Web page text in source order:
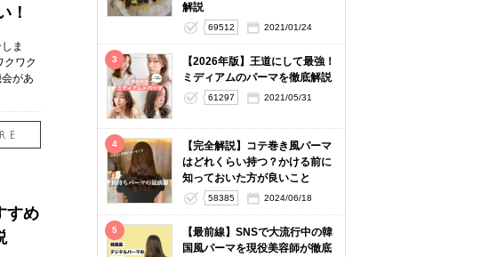
！
ま
クワク
があ
すめ
解説
69512 2021/01/24
3
【2026年版】王道にして最強！
ミディアムのパーマを徹底解説
61297 2021/05/31
4
【完全解説】コテ巻き風パーマ
はどれくらい持つ？かける前に
知っておいた方が良いこと
58385 2024/06/18
5
【最前線】SNSで大流行中の韓
国風パーマを現役美容師が徹底